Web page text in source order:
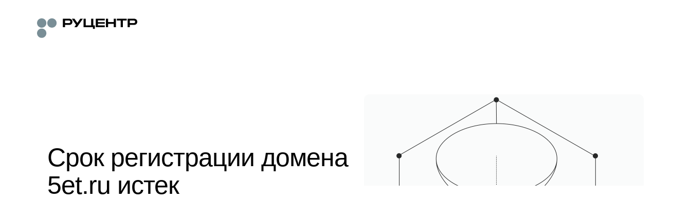
Срок регистрации домена
5et.ru истек